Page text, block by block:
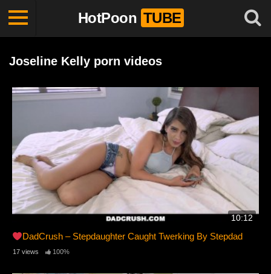
HotPoon TUBE
Joseline Kelly porn videos
10:12
DadCrush – Stepdaughter Caught Twerking By Stepdad
17 views 100%